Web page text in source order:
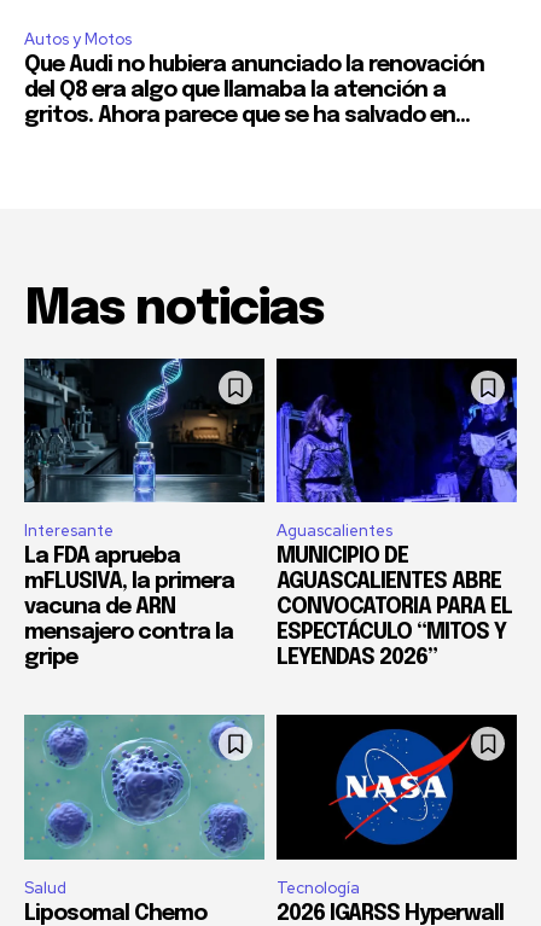
Autos y Motos
Que Audi no hubiera anunciado la renovación
del Q8 era algo que llamaba la atención a
gritos. Ahora parece que se ha salvado en...
Mas noticias
Interesante
La FDA aprueba
mFLUSIVA, la primera
vacuna de ARN
mensajero contra la
gripe
Aguascalientes
MUNICIPIO DE
AGUASCALIENTES ABRE
CONVOCATORIA PARA EL
ESPECTÁCULO “MITOS Y
LEYENDAS 2026”
Salud
Liposomal Chemo
Tecnología
2026 IGARSS Hyperwall